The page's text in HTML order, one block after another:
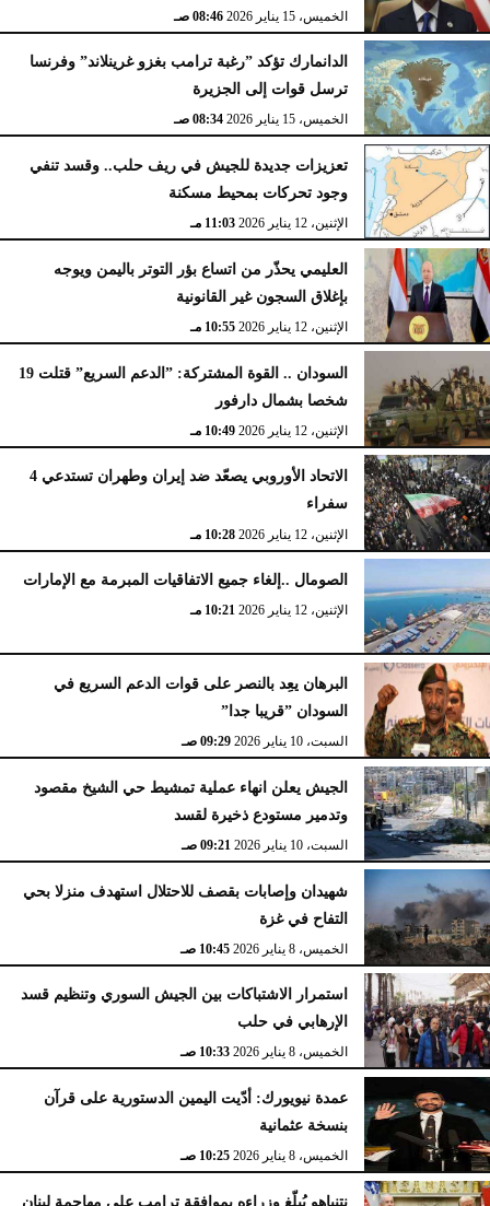
الخميس، 15 يناير 2026 08:46 صـ
الدانمارك تؤكد ”رغبة ترامب بغزو غرينلاند” وفرنسا
ترسل قوات إلى الجزيرة
الخميس، 15 يناير 2026 08:34 صـ
تعزيزات جديدة للجيش في ريف حلب.. وقسد تنفي
وجود تحركات بمحيط مسكنة
الإثنين، 12 يناير 2026 11:03 مـ
العليمي يحذّر من اتساع بؤر التوتر باليمن ويوجه
بإغلاق السجون غير القانونية
الإثنين، 12 يناير 2026 10:55 مـ
السودان .. القوة المشتركة: ”الدعم السريع” قتلت 19
شخصا بشمال دارفور
الإثنين، 12 يناير 2026 10:49 مـ
الاتحاد الأوروبي يصعّد ضد إيران وطهران تستدعي 4
سفراء
الإثنين، 12 يناير 2026 10:28 مـ
الصومال ..إلغاء جميع الاتفاقيات المبرمة مع الإمارات
الإثنين، 12 يناير 2026 10:21 مـ
البرهان يعِد بالنصر على قوات الدعم السريع في
السودان ”قريبا جدا”
السبت، 10 يناير 2026 09:29 صـ
الجيش يعلن انهاء عملية تمشيط حي الشيخ مقصود
وتدمير مستودع ذخيرة لقسد
السبت، 10 يناير 2026 09:21 صـ
شهيدان وإصابات بقصف للاحتلال استهدف منزلا بحي
التفاح في غزة
الخميس، 8 يناير 2026 10:45 صـ
استمرار الاشتباكات بين الجيش السوري وتنظيم قسد
الإرهابي في حلب
الخميس، 8 يناير 2026 10:33 صـ
عمدة نيويورك: أدّيت اليمين الدستورية على قرآن
بنسخة عثمانية
الخميس، 8 يناير 2026 10:25 صـ
نتنياهو يُبلّغ وزراءه بموافقة ترامب على مهاجمة لبنان